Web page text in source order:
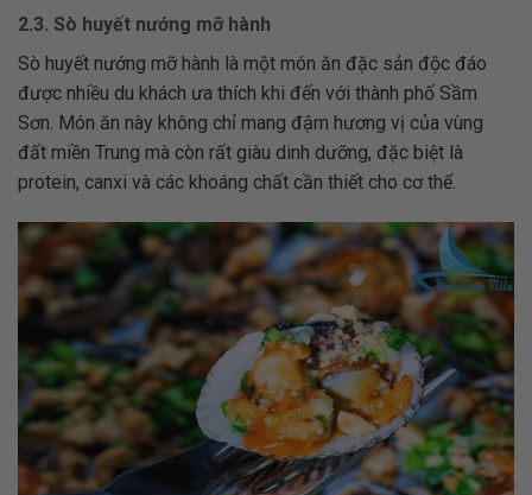
2.3. Sò huyết nướng mỡ hành
Sò huyết nướng mỡ hành là một món ăn đặc sản độc đáo
được nhiều du khách ưa thích khi đến với thành phố Sầm
Sơn. Món ăn này không chỉ mang đậm hương vị của vùng
đất miền Trung mà còn rất giàu dinh dưỡng, đặc biệt là
protein, canxi và các khoáng chất cần thiết cho cơ thể.